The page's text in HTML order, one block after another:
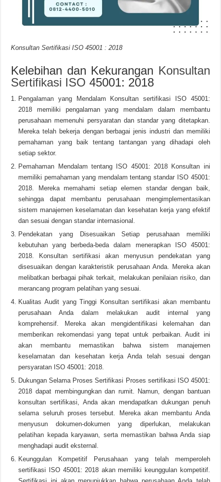
Konsultan Sertifikasi ISO 45001 : 2018
Kelebihan dan Kekurangan Konsultan
Sertifikasi ISO 45001: 2018
Pengalaman yang Mendalam Konsultan sertifikasi ISO 45001:
2018 memiliki pengalaman yang mendalam dalam membantu
perusahaan memenuhi persyaratan dan standar yang ditetapkan.
Mereka telah bekerja dengan berbagai jenis industri dan memiliki
pemahaman yang baik tentang tantangan yang dihadapi oleh
setiap sektor.
Pemahaman Mendalam tentang ISO 45001: 2018 Konsultan ini
memiliki pemahaman yang mendalam tentang standar ISO 45001:
2018. Mereka memahami setiap elemen standar dengan baik,
sehingga dapat membantu perusahaan mengimplementasikan
sistem manajemen keselamatan dan kesehatan kerja yang efektif
dan sesuai dengan standar internasional.
Pendekatan yang Disesuaikan Setiap perusahaan memiliki
kebutuhan yang berbeda-beda dalam menerapkan ISO 45001:
2018. Konsultan sertifikasi akan menyusun pendekatan yang
disesuaikan dengan karakteristik perusahaan Anda. Mereka akan
melibatkan berbagai pihak terkait, melakukan penilaian risiko, dan
merancang program pelatihan yang sesuai.
Kualitas Audit yang Tinggi Konsultan sertifikasi akan membantu
perusahaan Anda dalam melakukan audit internal yang
komprehensif. Mereka akan mengidentifikasi kelemahan dan
memberikan rekomendasi yang tepat untuk perbaikan. Audit ini
akan membantu memastikan bahwa sistem manajemen
keselamatan dan kesehatan kerja Anda telah sesuai dengan
persyaratan ISO 45001: 2018.
Dukungan Selama Proses Sertifikasi Proses sertifikasi ISO 45001:
2018 dapat membingungkan dan rumit. Namun, dengan bantuan
konsultan sertifikasi, Anda akan mendapatkan dukungan penuh
selama seluruh proses tersebut. Mereka akan membantu Anda
menyusun dokumen-dokumen yang diperlukan, melakukan
pelatihan kepada karyawan, serta memastikan bahwa Anda siap
menghadapi audit eksternal.
Keunggulan Kompetitif Perusahaan yang telah memperoleh
sertifikasi ISO 45001: 2018 akan memiliki keunggulan kompetitif.